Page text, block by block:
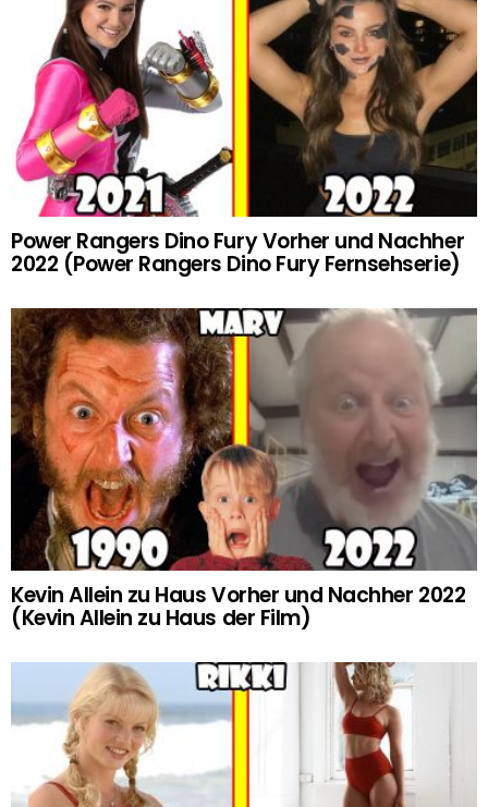
Power Rangers Dino Fury Vorher und Nachher
2022 (Power Rangers Dino Fury Fernsehserie)
Kevin Allein zu Haus Vorher und Nachher 2022
(Kevin Allein zu Haus der Film)